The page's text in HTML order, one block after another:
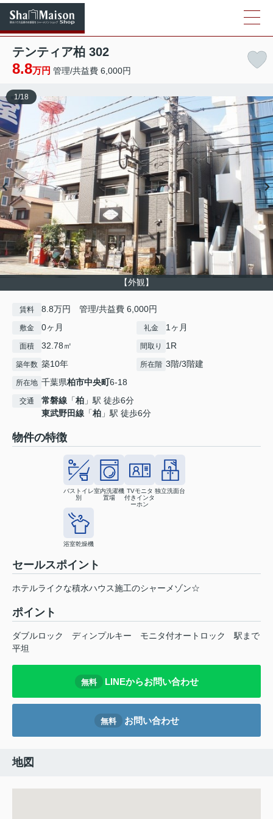
テンティア柏 302
8.8万円 管理/共益費 6,000円
【外観】
1 /18
賃料 8.8万円 管理/共益費 6,000円
敷金 0ヶ月 礼金 1ヶ月
面積 32.78㎡ 間取り 1R
築年数 築10年 所在階 3階/3階建
所在地 千葉県柏市中央町6-18
交通 常磐線 「柏 」駅 徒歩6分
東武野田線 「柏 」駅 徒歩6分
物件の特徴
バストイレ
別
室内洗濯機
置場
TVモニタ
付きインタ
ーホン
独立洗面台
浴室乾燥機
セールスポイント
ホテルライクな積水ハウス施工のシャーメゾン☆
ポイント
ダブルロック ディンプルキー モニタ付オートロック
駅まで
平坦
無料 LINEからお問い合わせ
無料 お問い合わせ
地図